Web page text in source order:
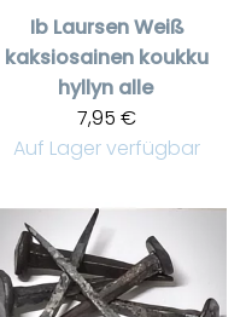
Ib LaursenWeiß
kaksiosainen koukku
hyllyn alle
7,95 €
Auf Lager verfügbar